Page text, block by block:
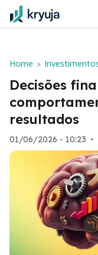
Home >
Decisões
resultados
01/06/2026 - 10:23 •